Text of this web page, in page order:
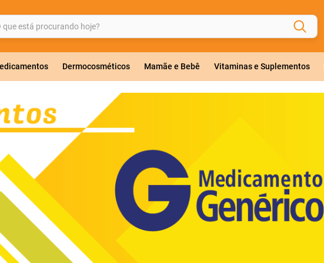
está procurando hoje?
Dermocosméticos Mamãe e Bebê Vitaminas e Suplementos